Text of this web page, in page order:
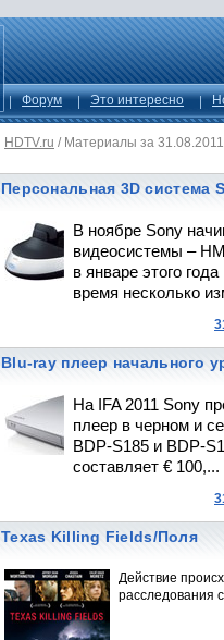
Форум Это интересно
HDTV.ru / Материалы за 31.08.2011
Персональная 3D система
В ноябре Sony
видеосистемы –
в январе этого
время несколько
Blu-ray плеер начального
На IFA 2011 Sony
плеер в черном и
BDP-S185 и BDP-
составляет € 100,...
Texas Killing Fields/Поля
Действие
расследования